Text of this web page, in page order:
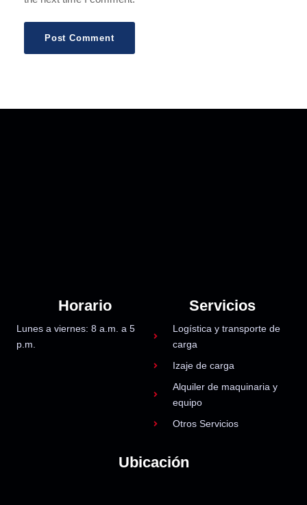
Horario
Lunes a viernes: 8 a.m. a 5
p.m.
Servicios
Logística y transporte de
carga
Izaje de carga
Alquiler de maquinaria y
equipo
Otros Servicios
Ubicación